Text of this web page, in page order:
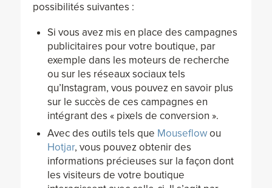
possibilités suivantes :
Si vous avez mis en place des campagnes
publicitaires pour votre boutique, par
exemple dans les moteurs de recherche
ou sur les réseaux sociaux tels
qu’Instagram, vous pouvez en savoir plus
sur le succès de ces campagnes en
intégrant des « pixels de conversion ».
Avec des outils tels que Mouseflowou
Hotjar, vous pouvez obtenir des
informations précieuses sur la façon dont
les visiteurs de votre boutique